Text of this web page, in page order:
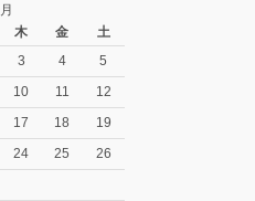
木 金
土
3 4
5
10 11
12
17 18
19
24 25
26